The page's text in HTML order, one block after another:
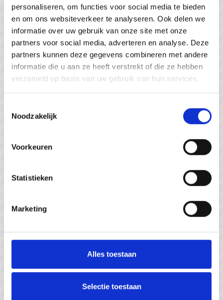
personaliseren, om functies voor social media te bieden
en om ons websiteverkeer te analyseren. Ook delen we
informatie over uw gebruik van onze site met onze
partners voor social media, adverteren en analyse. Deze
partners kunnen deze gegevens combineren met andere
informatie die u aan ze heeft verstrekt of die ze hebben
verzameld op basis van uw gebruik van hun services.
Noodzakelijk
Voorkeuren
Statistieken
Marketing
Alles toestaan
Selectie toestaan
#WeZienJeHierGraag
Strandpaviljoen de Piraat Cadzand
Lesen Sie mehr